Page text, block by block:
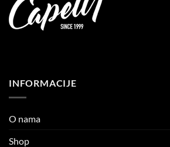
INFORMACIJE
O nama
Shop